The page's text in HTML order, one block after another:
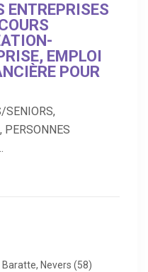
EMPLOI
POUR
SENIORS,
PERSONNES
Nevers (58)